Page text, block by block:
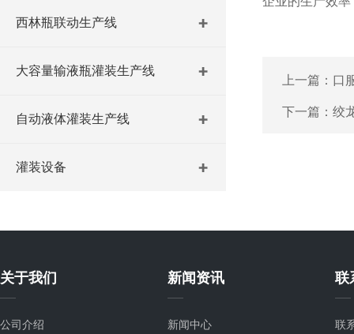
西林瓶联动生产线
大容量输液瓶灌装生产线
自动液体灌装生产线
灌装设备
上一篇： 口
下一篇： 绞
关于我们
公司介绍
新闻资讯
新闻中心
联
联